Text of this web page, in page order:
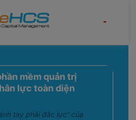
mềm quản trị
lực toàn diện
tay phải đắc lực” của